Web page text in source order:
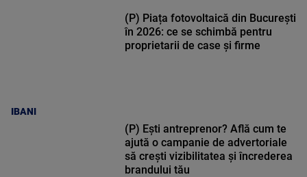
IBANI
(P) Piața fotovoltaică din București
în 2026: ce se schimbă pentru
proprietarii de case și firme
(P) Ești antreprenor? Află cum te
ajută o campanie de advertoriale
să crești vizibilitatea și încrederea
brandului tău